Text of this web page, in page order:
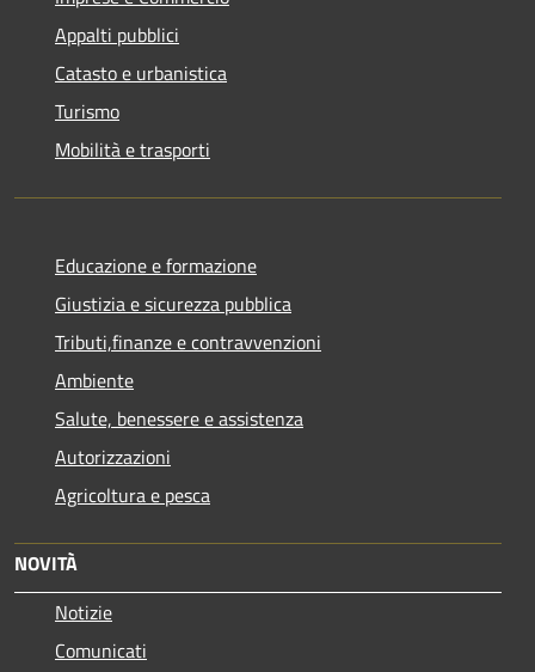
Appalti pubblici
Catasto e urbanistica
Turismo
Mobilità e trasporti
Educazione e formazione
Giustizia e sicurezza pubblica
Tributi,finanze e contravvenzioni
Ambiente
Salute, benessere e assistenza
Autorizzazioni
Agricoltura e pesca
NOVITÀ
Notizie
Comunicati